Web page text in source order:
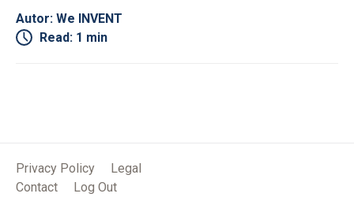
Autor: We INVENT
Read: 1 min
Privacy Policy
Legal
Contact
Log Out